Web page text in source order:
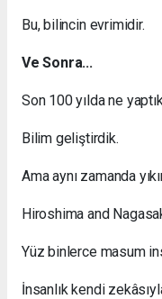
Bu, bilincin evrimidir.
Ve Sonra...
Son 100 yılda ne
Bilim geliştirdik.
Ama aynı zamanda
Hiroshima and
Yüz binlerce masum
İnsanlık kendi